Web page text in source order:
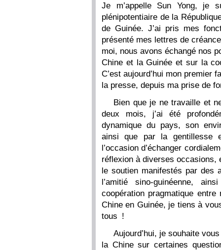
Je m’appelle Sun Yong, je
plénipotentiaire de la
de Guinée. J’ai pris mes
présenté mes lettres de
moi, nous avons échangé nos
Chine et la Guinée et sur la
C’est aujourd’hui mon premier
la presse, depuis ma prise de
Bien que je ne travaille et
deux mois, j’ai été
dynamique du pays, son
ainsi que par la gentillesse
l’occasion d’échanger
réflexion à diverses occasions,
le soutien manifestés par des
l’amitié sino-guinéenne,
coopération pragmatique
Chine en Guinée, je tiens à
tous !
Aujourd’hui, je souhaite
la Chine sur certaines